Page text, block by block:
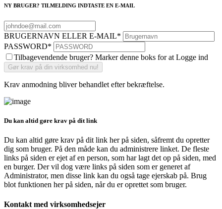
NY BRUGER? TILMELDING INDTASTE EN E-MAIL
BRUGERNAVN ELLER E-MAIL*
PASSWORD*
Tilbagevendende bruger? Marker denne boks for at Logge ind
Krav anmodning bliver behandlet efter bekræftelse.
Du kan altid gøre krav på dit link
Du kan altid gøre krav på dit link her på siden, såfremt du opretter
dig som bruger. På den måde kan du administrere linket. De fleste
links på siden er ejet af en person, som har lagt det op på siden, med
en burger. Der vil dog være links på siden som er generet af
Administrator, men disse link kan du også tage ejerskab på. Brug
blot funktionen her på siden, når du er oprettet som bruger.
Kontakt med virksomhedsejer